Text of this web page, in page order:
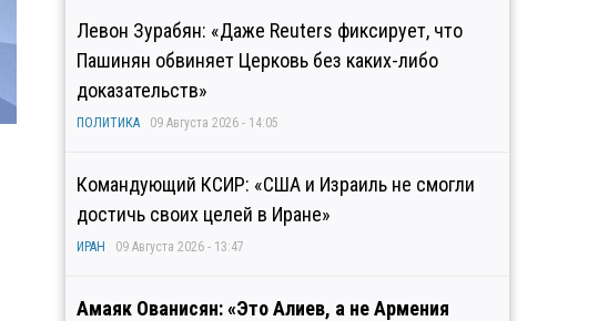
Левон Зурабян: «Даже Reuters фиксирует, что
Пашинян обвиняет Церковь без каких-либо
доказательств»
ПОЛИТИКА 09 Августа 2026 - 14:05
Командующий КСИР: «США и Израиль не смогли
достичь своих целей в Иране»
ИРАН 09 Августа 2026 - 13:47
Амаяк Ованисян: «Это Алиев, а не Армения